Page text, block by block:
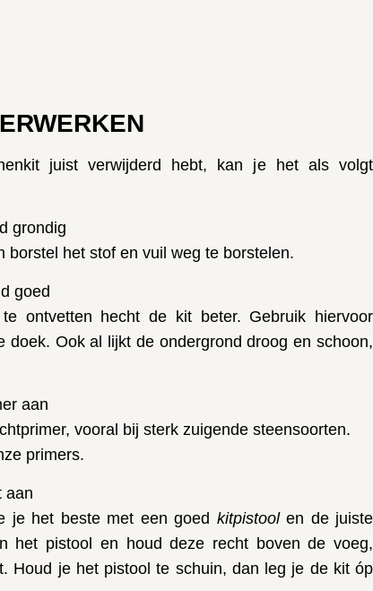
juist verwijderd hebt, kan je het als volgt
grondig
borstel het stof en vuil weg te borstelen.
goed
ontvetten hecht de kit beter. Gebruik hiervoor
doek. Ook al lijkt de ondergrond droog en schoon,
aan
vooral bij sterk zuigende steensoorten.
primers.
aan
je het beste met een goed kitpistoolen de juiste
het pistool en houd deze recht boven de voeg,
Houd je het pistool te schuin, dan leg je de kit óp